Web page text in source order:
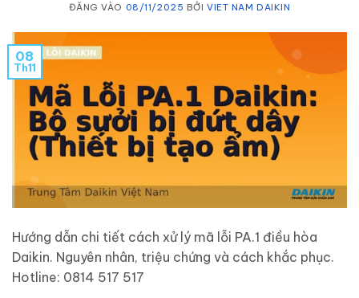
ĐĂNG VÀO 08/11/2025 BỞIVIET NAM DAIKIN
08
Th11
Hướng dẫn chi tiết cách xử lý mã lỗi PA.1 điều hòa
Daikin. Nguyên nhân, triệu chứng và cách khắc phục.
Hotline: 0814 517 517